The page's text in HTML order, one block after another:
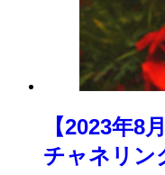
【2023年8
チャネリン